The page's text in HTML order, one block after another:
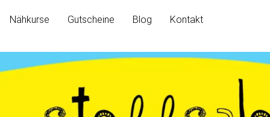
Nähkurse Gutscheine Blog Kontakt